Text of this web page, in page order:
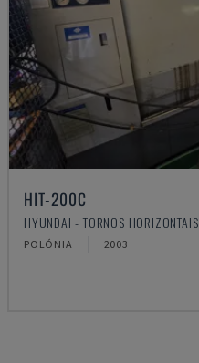
HIT-200C
HYUNDAI - TORNOS HORIZONTAIS
POLÓNIA 2003